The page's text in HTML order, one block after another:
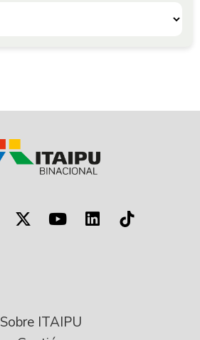
Sobre ITAIPU